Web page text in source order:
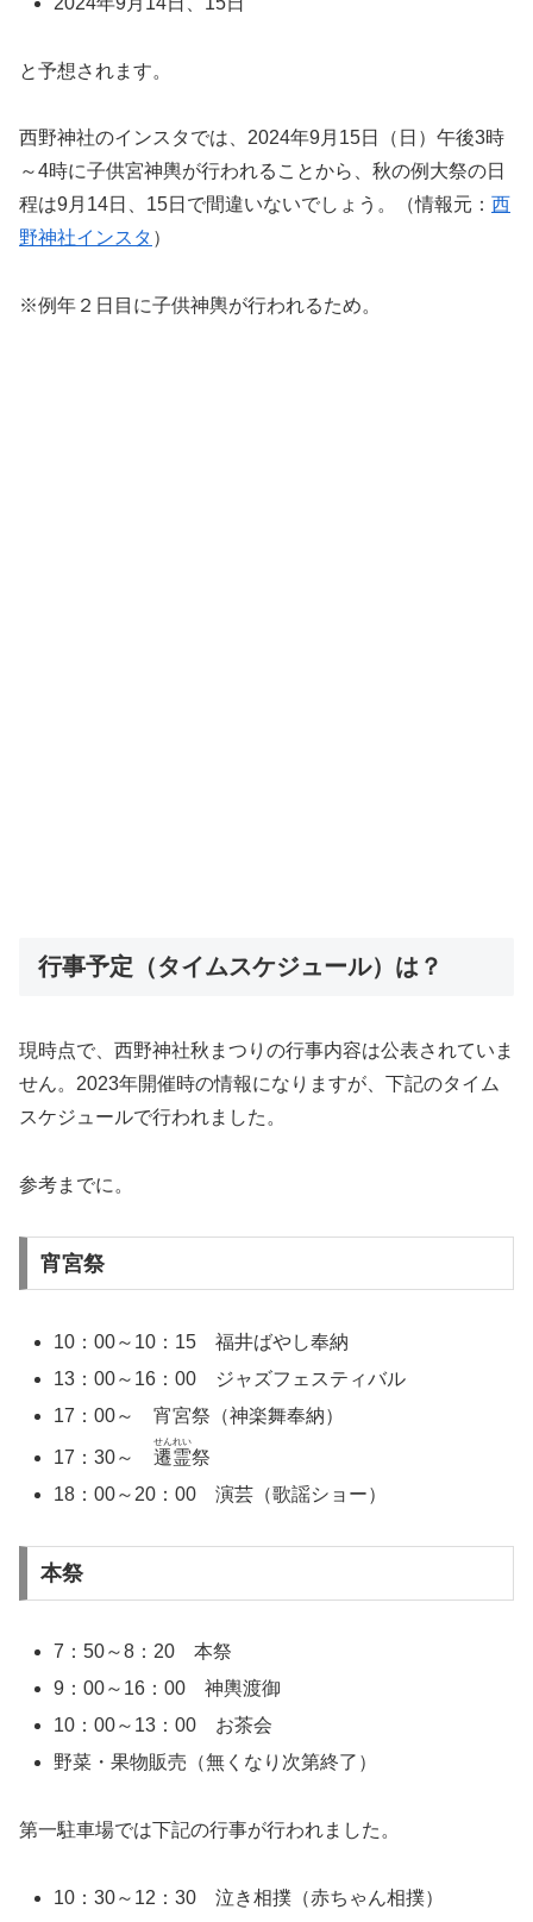
と予想されます。
西野神社のインスタでは、2024年9月15日（日）午後3時
～4時に子供宮神輿が行われることから、秋の例大祭の日
程は9月14日、15日で間違いないでしょう。（情報元： 西
野神社インスタ ）
※例年２日目に子供神輿が行われるため。
行事予定（タイムスケジュール）は？
現時点で、西野神社秋まつりの行事内容は公表されていま
せん。2023年開催時の情報になりますが、下記のタイム
スケジュールで行われました。
参考までに。
宵宮祭
10：00～10：15 福井ばやし奉納
13：00～16：00 ジャズフェスティバル
17：00～ 宵宮祭（神楽舞奉納）
17：30～遷霊
せんれい
祭
18：00～20：00 演芸（歌謡ショー）
本祭
7：50～8：20 本祭
9：00～16：00 神輿渡御
10：00～13：00 お茶会
野菜・果物販売（無くなり次第終了）
第一駐車場では下記の行事が行われました。
10：30～12：30 泣き相撲（赤ちゃん相撲）